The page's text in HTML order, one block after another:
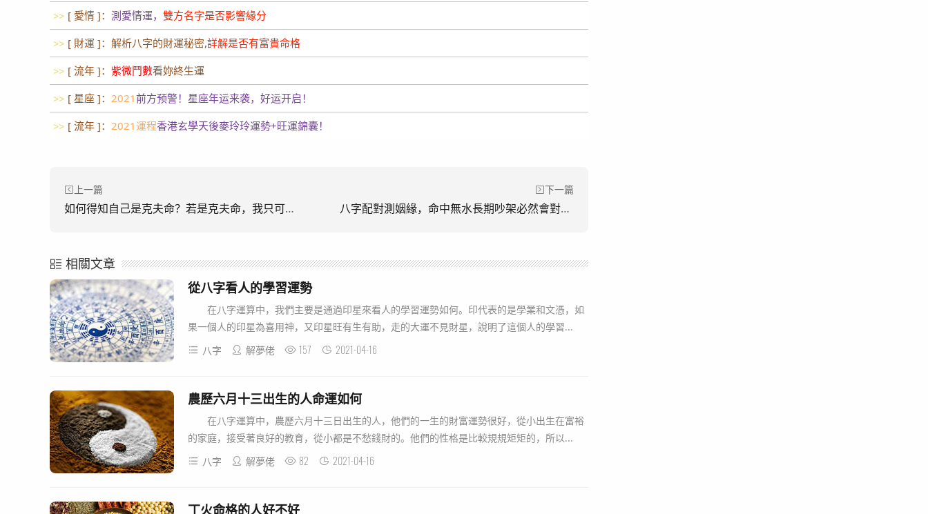
>> [ 愛情 ]： 測愛情運， 雙方名字是否影響緣分
>> [ 財運 ]：解析八字的財運秘密,詳解是否有富貴命格
>> [ 流年 ]： 紫微鬥數看妳終生運
>> [ 星座 ]： 2021前方预警！星座年运来袭，好运开启！
>> [ 流年 ]： 2021運程香港玄學天後麥玲玲運勢+旺運錦囊！
上一篇
如何得知自己是克夫命？若是克夫命，我只可以戀愛不能結婚嗎？
下一篇
八字配對測姻緣，命中無水長期吵架必然會對感情有影響！
相關文章
從八字看人的學習運勢
在八字運算中，我們主要是通過印星來看人的學習運勢如何。印代表的是學業和文憑，如
果一個人的印星為喜用神，又印星旺有生有助，走的大運不見財星，說明了這個人的學習...
八字
解夢佬 157 2021-04-16
農歷六月十三出生的人命運如何
在八字運算中，農歷六月十三日出生的人，他們的一生的財富運勢很好，從小出生在富裕
的家庭，接受著良好的教育，從小都是不愁錢財的。他們的性格是比較規規矩矩的，所以...
八字
解夢佬 82 2021-04-16
丁火命格的人好不好